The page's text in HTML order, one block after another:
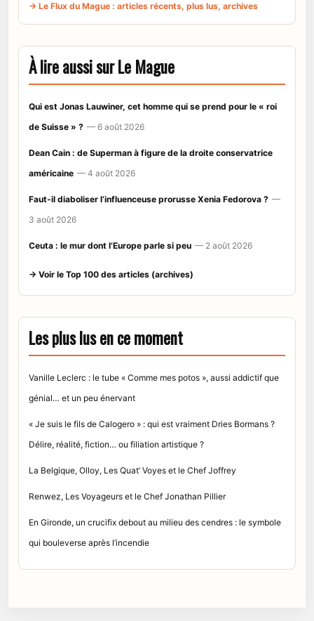
→ Le Flux du Mague : articles récents, plus lus, archives
À lire aussi sur Le Mague
Qui est Jonas Lauwiner, cet homme qui se prend pour le « roi
de Suisse » ? — 6 août 2026
Dean Cain : de Superman à figure de la droite conservatrice
américaine — 4 août 2026
Faut-il diaboliser l’influenceuse prorusse Xenia Fedorova ? —
3 août 2026
Ceuta : le mur dont l’Europe parle si peu — 2 août 2026
→ Voir le Top 100 des articles (archives)
Les plus lus en ce moment
Vanille Leclerc : le tube « Comme mes potos », aussi addictif que
génial… et un peu énervant
« Je suis le fils de Calogero » : qui est vraiment Dries Bormans ?
Délire, réalité, fiction… ou filiation artistique ?
La Belgique, Olloy, Les Quat’ Voyes et le Chef Joffrey
Renwez, Les Voyageurs et le Chef Jonathan Pillier
En Gironde, un crucifix debout au milieu des cendres : le symbole
qui bouleverse après l’incendie